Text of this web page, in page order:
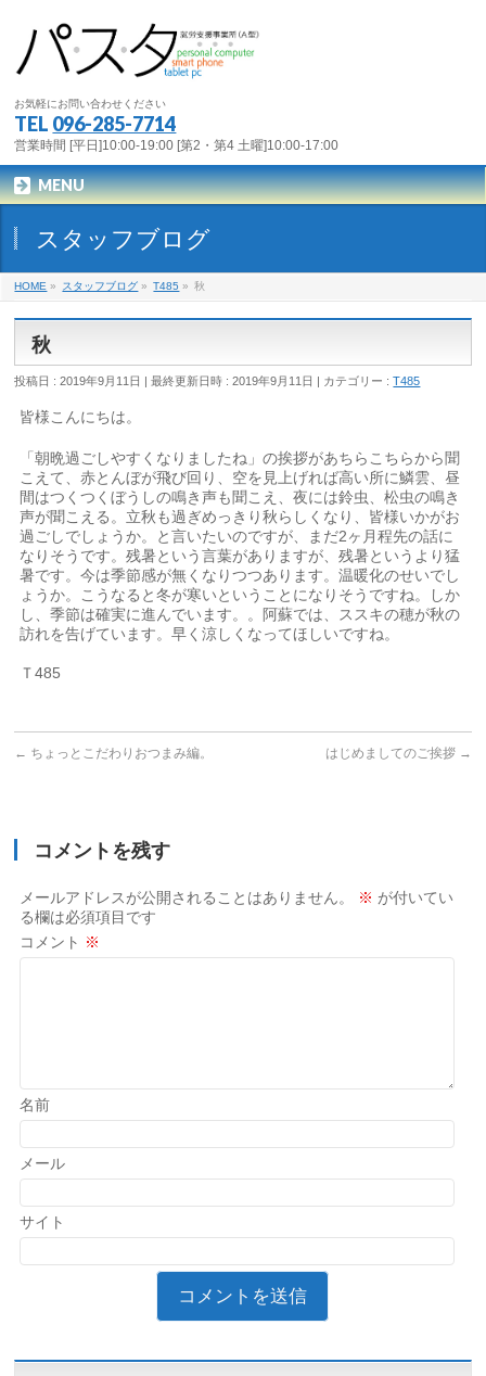
お気軽にお問い合わせください
TEL 096-285-7714
営業時間 [平日]10:00-19:00 [第2・第4 土曜]10:00-17:00
MENU
スタッフブログ
HOME » スタッフブログ » T485 » 秋
秋
投稿日 : 2019年9月11日 最終更新日時 : 2019年9月11日 カテゴリー :T485
皆様こんにちは。
「朝晩過ごしやすくなりましたね」の挨拶があちらこちらから聞
こえて、赤とんぼが飛び回り、空を見上げれば高い所に鱗雲、昼
間はつくつくぼうしの鳴き声も聞こえ、夜には鈴虫、松虫の鳴き
声が聞こえる。立秋も過ぎめっきり秋らしくなり、皆様いかがお
過ごしでしょうか。と言いたいのですが、まだ2ヶ月程先の話に
なりそうです。残暑という言葉がありますが、残暑というより猛
暑です。今は季節感が無くなりつつあります。温暖化のせいでし
ょうか。こうなると冬が寒いということになりそうですね。しか
し、季節は確実に進んでいます。。阿蘇では、ススキの穂が秋の
訪れを告げています。早く涼しくなってほしいですね。
Ｔ485
← ちょっとこだわりおつまみ編。 はじめましてのご挨拶 →
コメントを残す
メールアドレスが公開されることはありません。 ※ が付いてい
る欄は必須項目です
コメント ※
名前
メール
サイト